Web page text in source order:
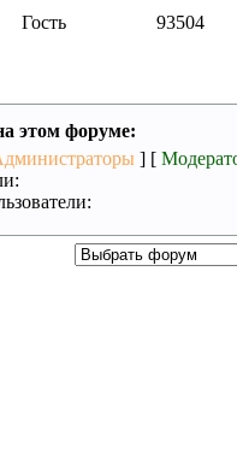
Гость 93504
этом форуме:
] [